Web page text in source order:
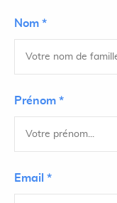
Nom *
Prénom *
Email *